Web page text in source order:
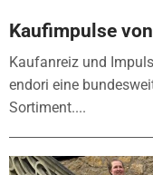
Kaufimpulse
Kaufanreiz und
endori eine
Sortiment....